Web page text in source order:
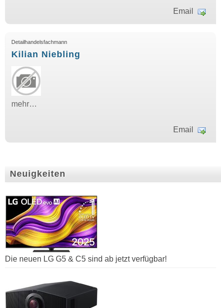
Email
Detailhandelsfachmann
Kilian Niebling
mehr…
Email
Neuigkeiten
Die neuen LG G5 & C5 sind ab jetzt verfügbar!